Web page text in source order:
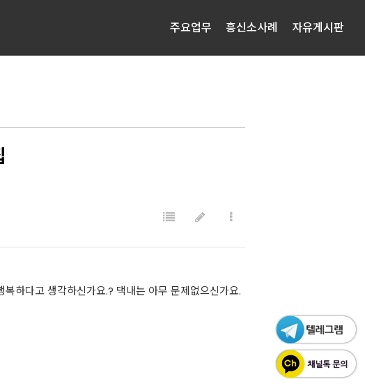
주요업무 흥신소사례 자유게시판
하다고 생각하신가요.? 댁내는 아무 문제없으신가요.